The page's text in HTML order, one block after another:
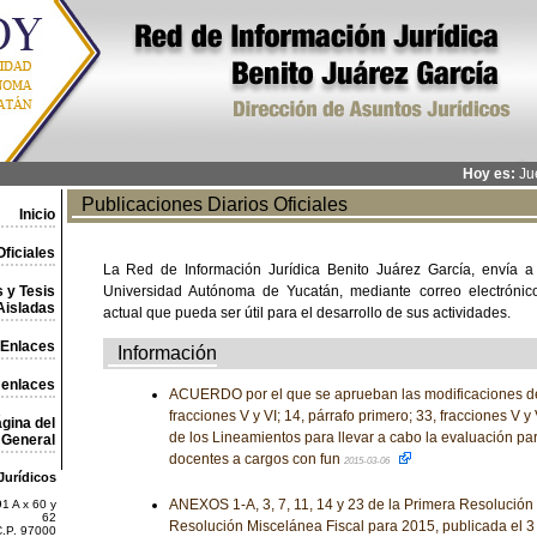
Hoy es:
Inicio
y Tesis
Enlaces
del
A x 60 y
62
97000
Publicaciones Diarios Oficiales
La Red de Información Jurídica Benito Juárez García, envía
Universidad Autónoma de Yucatán, mediante correo
actual que pueda ser útil para el desarrollo de sus actividades.
Información
ACUERDO por el que se aprueban las modificaciones
fracciones V y VI; 14, párrafo primero; 33, fracciones V y
de los Lineamientos para llevar a cabo la evaluación
docentes a cargos con fun 2015-03-06
ANEXOS 1-A, 3, 7, 11, 14 y 23 de la Primera
Resolución Miscelánea Fiscal para 2015, publicada el